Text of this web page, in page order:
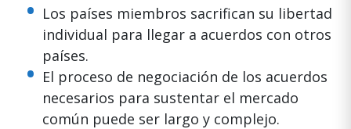
Los países miembros sacrifican su libertad
individual para llegar a acuerdos con otros
países.
El proceso de negociación de los acuerdos
necesarios para sustentar el mercado
común puede ser largo y complejo.